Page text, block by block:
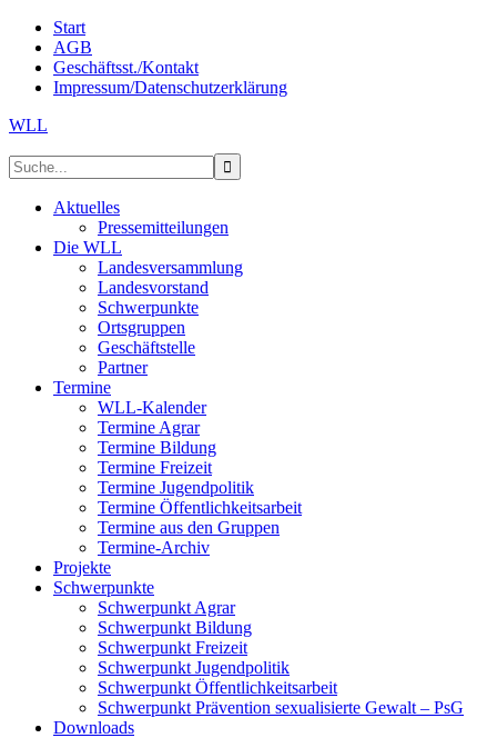
Start
AGB
Geschäftsst./Kontakt
Impressum/Datenschutzerklärung
WLL
Aktuelles
Pressemitteilungen
Die WLL
Landesversammlung
Landesvorstand
Schwerpunkte
Ortsgruppen
Geschäftstelle
Partner
Termine
WLL-Kalender
Termine Agrar
Termine Bildung
Termine Freizeit
Termine Jugendpolitik
Termine Öffentlichkeitsarbeit
Termine aus den Gruppen
Termine-Archiv
Projekte
Schwerpunkte
Schwerpunkt Agrar
Schwerpunkt Bildung
Schwerpunkt Freizeit
Schwerpunkt Jugendpolitik
Schwerpunkt Öffentlichkeitsarbeit
Schwerpunkt Prävention sexualisierte Gewalt – PsG
Downloads